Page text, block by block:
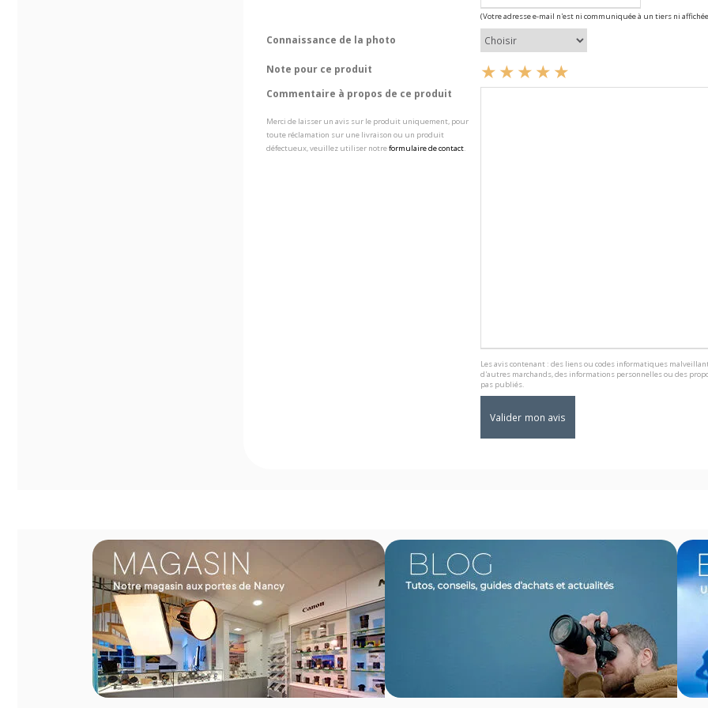
(Votre adresse e-mail n'est ni communiquée à un tiers ni
Connaissance de la photo
Note pour ce produit
Commentaire à propos de ce produit
Merci de laisser un avis sur le produit uniquement, pour
toute réclamation sur une livraison ou un produit
défectueux, veuillez utiliser notreformulaire de contact.
Les avis contenant : des liens ou codes informatiques
d'autres marchands, des informations personnelles ou des
pas publiés.